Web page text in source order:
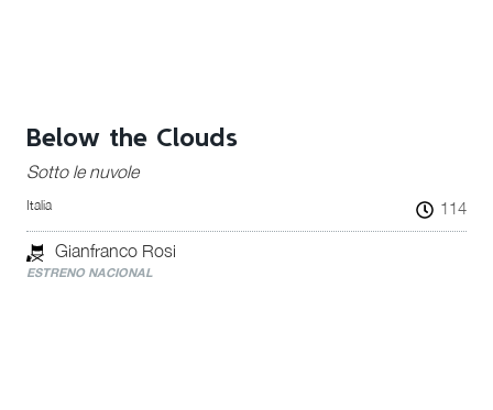
Below the Clouds
Sotto le nuvole
Italia 114
Gianfranco Rosi
ESTRENO NACIONAL